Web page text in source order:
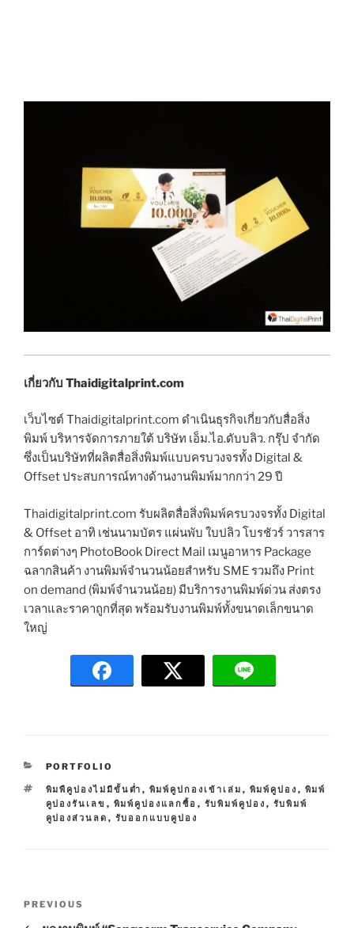
เกี่ยวกับ Thaidigitalprint.com
เว็บไซต์ Thaidigitalprint.com ดำเนินธุรกิจเกี่ยวกับสื่อสิ่ง
พิมพ์ บริหารจัดการภายใต้ บริษัท เอ็ม.ไอ.ดับบลิว. กรุ๊ป จำกัด
ซึ่งเป็นบริษัทที่ผลิตสื่อสิ่งพิมพ์แบบครบวงจรทั้ง Digital &
Offset ประสบการณ์ทางด้านงานพิมพ์มากกว่า 29 ปี
Thaidigitalprint.com รับผลิตสื่อสิ่งพิมพ์ครบวงจรทั้ง Digital
& Offset อาทิ เช่นนามบัตร แผ่นพับ ใบปลิว โบรชัวร์ วารสาร
การ์ดต่างๆ PhotoBook Direct Mail เมนูอาหาร Package
ฉลากสินค้า งานพิมพ์จำนวนน้อยสำหรับ SME รวมถึง Print
on demand (พิมพ์จำนวนน้อย) มีบริการงานพิมพ์ด่วน ส่งตรง
เวลาและราคาถูกที่สุด พร้อมรับงานพิมพ์ทั้งขนาดเล็กขนาด
ใหญ่
C
T
E
G
PORTFOLIO
T
A
G
พิมพืคูปองไม่มีขั้นต่ำ , พิมพ์คูปกองเข้าเล่ม , พิมพ์คูปอง , พิมพ์
คูปองรันเลข , พิมพ์คูปองแลกซื้อ , รับพิมพ์คูปอง , รับพิมพ์
คูปองส่วนลด , รับออกแบบคูปอง
P
r
PREVIOUS